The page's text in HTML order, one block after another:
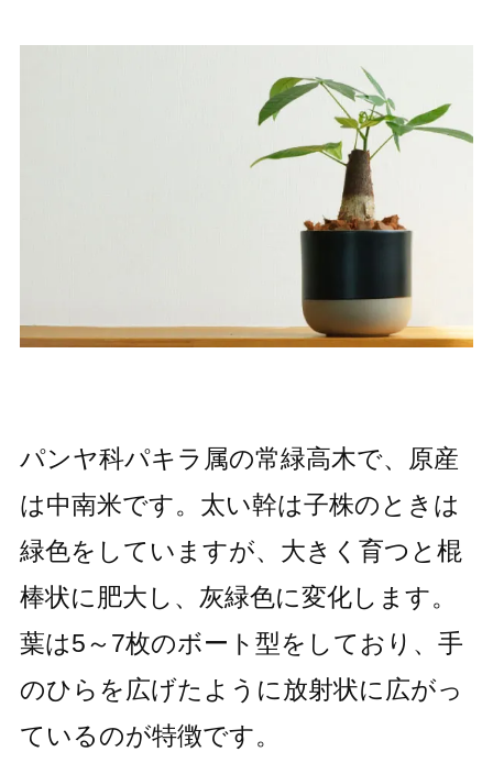
パンヤ科パキラ属の常緑高木で、原産
は中南米です。太い幹は子株のときは
緑色をしていますが、大きく育つと棍
棒状に肥大し、灰緑色に変化します。
葉は5～7枚のボート型をしており、手
のひらを広げたように放射状に広がっ
ているのが特徴です。